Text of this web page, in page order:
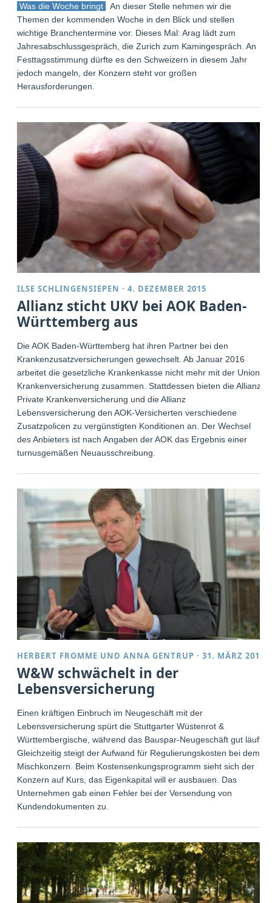
Was die Woche bringt
An dieser Stelle nehmen wir die
Themen der kommenden Woche in den Blick und stellen
wichtige Branchentermine vor. Dieses Mal: Arag lädt zum
Jahresabschlussgespräch, die Zurich zum Kamingespräch. An
Festtagsstimmung dürfte es den Schweizern in diesem Jahr
jedoch mangeln, der Konzern steht vor großen
Herausforderungen.
ILSE SCHLINGENSIEPEN ·4. DEZEMBER 2015
Allianz sticht UKV bei AOK Baden-
Württemberg aus
Die AOK Baden-Württemberg hat ihren Partner bei den
Krankenzusatzversicherungen gewechselt. Ab Januar 2016
arbeitet die gesetzliche Krankenkasse nicht mehr mit der Union
Krankenversicherung zusammen. Stattdessen bieten die Allianz
Private Krankenversicherung und die Allianz
Lebensversicherung den AOK-Versicherten verschiedene
Zusatzpolicen zu vergünstigten Konditionen an. Der Wechsel
des Anbieters ist nach Angaben der AOK das Ergebnis einer
turnusgemäßen Neuausschreibung.
HERBERT FROMME UNDANNA GENTRUP ·31. MÄRZ 2014
W&W schwächelt in der
Lebensversicherung
Einen kräftigen Einbruch im Neugeschäft mit der
Lebensversicherung spürt die Stuttgarter Wüstenrot &
Württembergische, während das Bauspar-Neugeschäft gut läuft.
Gleichzeitig steigt der Aufwand für Regulierungskosten bei dem
Mischkonzern. Beim Kostensenkungsprogramm sieht sich der
Konzern auf Kurs, das Eigenkapital will er ausbauen. Das
Unternehmen gab einen Fehler bei der Versendung von
Kundendokumenten zu.